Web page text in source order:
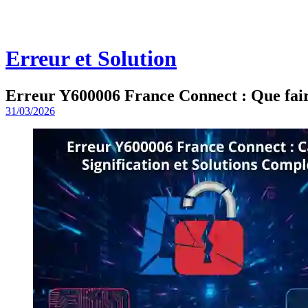
Erreur et Solution
Erreur Y600006 France Connect : Que
31/03/2026